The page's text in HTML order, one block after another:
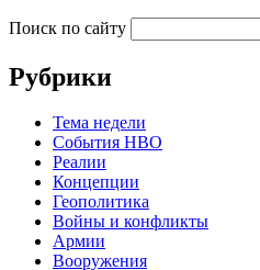
Поиск по сайту
Рубрики
Тема недели
События НВО
Реалии
Концепции
Геополитика
Войны и конфликты
Армии
Вооружения